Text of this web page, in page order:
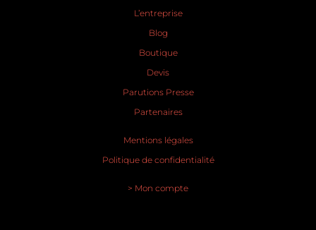
L’entreprise
Blog
Boutique
Devis
Parutions Presse
Partenaires
Mentions légales
Politique de confidentialité
> Mon compte